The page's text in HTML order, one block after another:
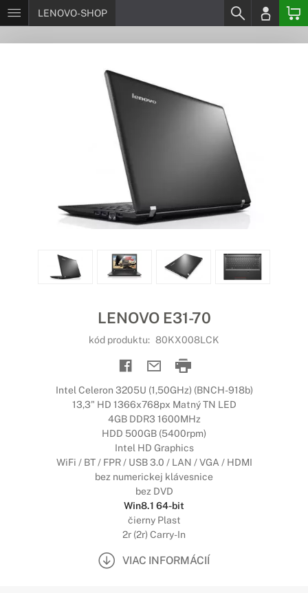
LENOVO-SHOP
LENOVO E31-70
kód produktu: 80KX008LCK
Intel Celeron 3205U (1,50GHz) (BNCH-918b)
13,3" HD 1366x768px Matný TN LED
4GB DDR3 1600MHz
HDD 500GB (5400rpm)
Intel HD Graphics
WiFi / BT / FPR / USB 3.0 / LAN / VGA / HDMI
bez numerickej klávesnice
bez DVD
Win8.1 64-bit
čierny Plast
2r (2r) Carry-In
VIAC INFORMÁCIÍ